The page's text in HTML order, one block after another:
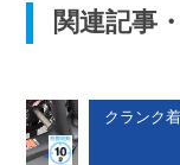
関連記事
クランク